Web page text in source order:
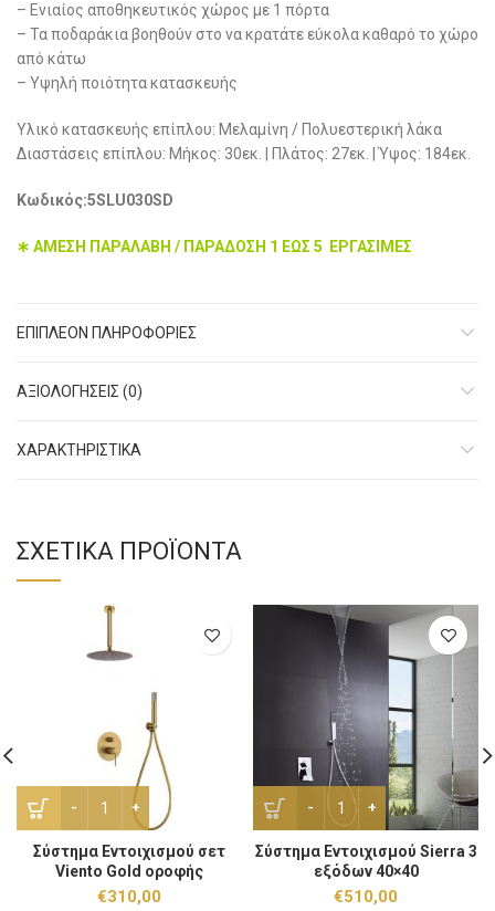
– Ενιαίος αποθηκευτικός χώρος με 1 πόρτα
– Τα ποδαράκια βοηθούν στο να κρατάτε εύκολα καθαρό το χώρο
από κάτω
– Υψηλή ποιότητα κατασκευής
Yλικό κατασκευής επίπλου: Μελαμίνη / Πολυεστερική λάκα
Διαστάσεις επίπλου: Μήκος: 30εκ. | Πλάτος: 27εκ. | Ύψος: 184εκ.
Κωδικός:5SLU030SD
∗ ΑΜΕΣΗ ΠΑΡΑΛΑΒΗ / ΠΑΡΑΔΟΣΗ 1 ΕΩΣ 5 ΕΡΓΑΣΙΜΕΣ
ΕΠΙΠΛΈΟΝ ΠΛΗΡΟΦΟΡΊΕΣ
ΑΞΙΟΛΟΓΉΣΕΙΣ (0)
ΧΑΡΑΚΤHΡΙΣΤΙΚΑ
ΣΧΕΤΙΚΆ ΠΡΟΪΌΝΤΑ
Σύστημα Εντοιχισμού σετ Viento Gold οροφής ποσότητα
Σύστημα Εντοιχισμού σετ
Viento Gold οροφής
€310,00
Σύστημα Εντοιχισμού
Σύστημα Εντοιχισμού Sierra 3
εξόδων 40×40
€510,00